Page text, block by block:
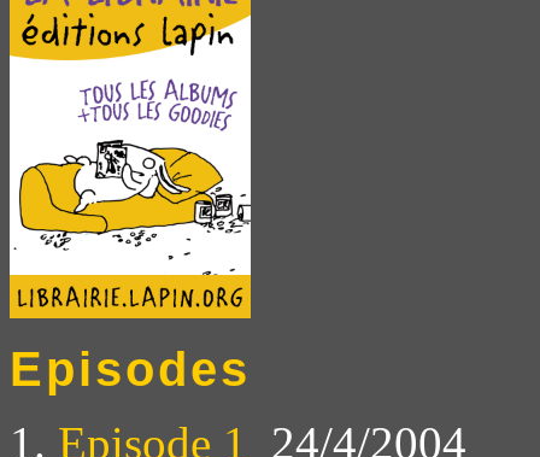
Episodes
1. Episode 1 24/4/2004